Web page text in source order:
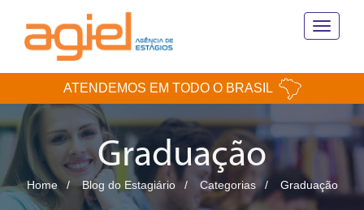
Toggle
ATENDEMOS EM TODO O BRASIL
Graduação
Home Blog do Estagiário Categorias Graduação